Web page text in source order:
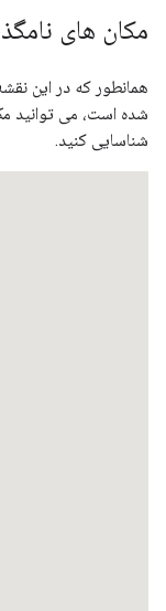
مکان های
همانطور که در این
شده است، می توانید
شناسایی کنید.